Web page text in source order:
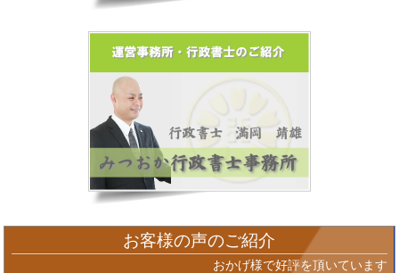
お客様の声のご紹介
おかげ様で好評を頂いています